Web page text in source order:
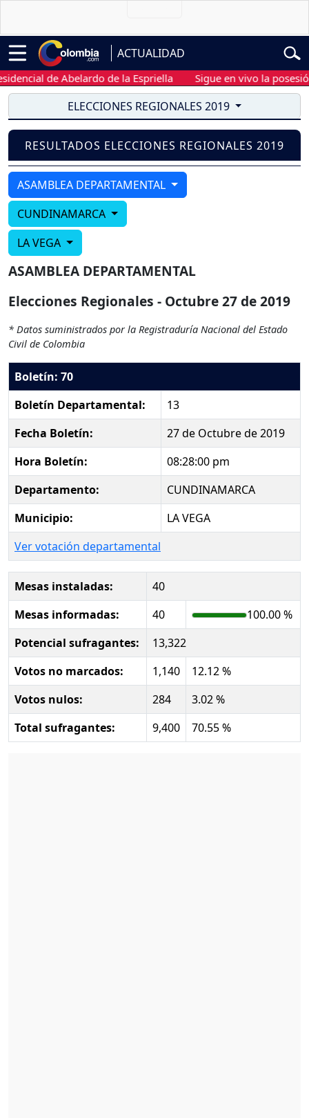
ACTUALIDAD
de Abelardo de la Espriella Sigue en vivo la
ELECCIONES REGIONALES 2019
RESULTADOS ELECCIONES REGIONALES 2019
ASAMBLEA DEPARTAMENTAL
CUNDINAMARCA
LA VEGA
ASAMBLEA DEPARTAMENTAL
Elecciones Regionales - Octubre 27 de 2019
* Datos suministrados por la Registraduría Nacional del Estado
Civil de Colombia
Boletín: 70
Boletín Departamental:
13
Fecha Boletín:
27 de Octubre de 2019
Hora Boletín:
08:28:00 pm
Departamento:
CUNDINAMARCA
Municipio:
LA VEGA
Ver votación departamental
Mesas instaladas:
40
Mesas informadas:
40
100.00 %
Potencial sufragantes:
13,322
Votos no marcados:
1,140
12.12 %
Votos nulos:
284
3.02 %
Total sufragantes:
9,400 70.55 %